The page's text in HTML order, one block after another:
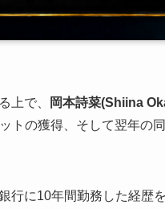
上で、 岡本詩菜(Shiina
トの獲得、そして翌年の
行に10年間勤務した経歴を